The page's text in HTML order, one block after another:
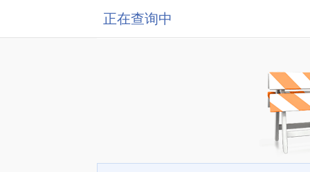
正在查询中